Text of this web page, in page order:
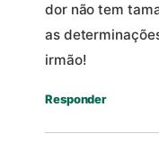
dor não tem
as
irmão!
Responder